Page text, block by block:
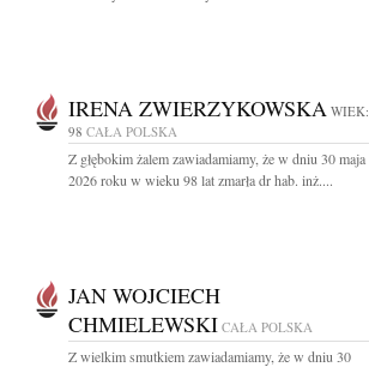
IRENA ZWIERZYKOWSKA WIEK:
98 CAŁA POLSKA
Z głębokim żalem zawiadamiamy, że w dniu 30 maja
2026 roku w wieku 98 lat zmarła dr hab. inż....
JAN WOJCIECH
CHMIELEWSKI CAŁA POLSKA
Z wielkim smutkiem zawiadamiamy, że w dniu 30